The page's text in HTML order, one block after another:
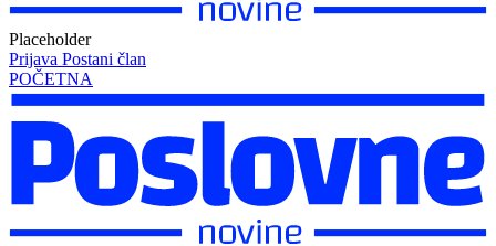
Placeholder
Prijava Postani član
POČETNA